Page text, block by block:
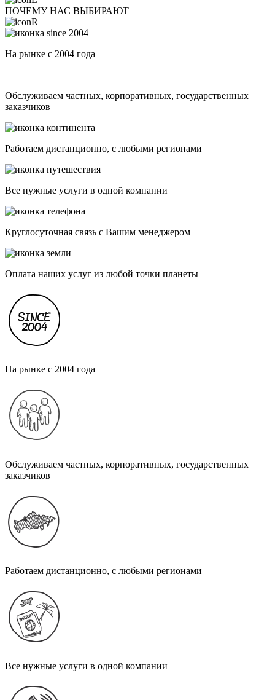
ПОЧЕМУ НАС ВЫБИРАЮТ
На рынке с 2004 года
Обслуживаем частных, корпоративных, государственных
заказчиков
Работаем дистанционно, с любыми регионами
Все нужные услуги в одной компании
Круглосуточная связь с Вашим менеджером
Оплата наших услуг из любой точки планеты
На рынке с 2004 года
Обслуживаем частных, корпоративных, государственных
заказчиков
Работаем дистанционно, с любыми регионами
Все нужные услуги в одной компании